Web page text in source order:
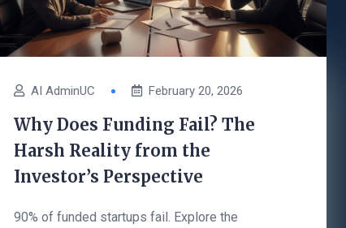
AI AdminUC February 20, 2026
Why Does Funding Fail? The
Harsh Reality from the
Investor’s Perspective
90% of funded startups fail. Explore the